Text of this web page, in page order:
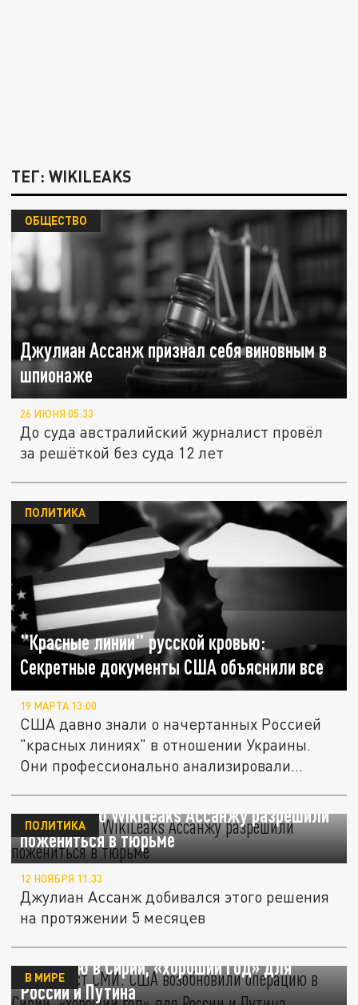
ТЕГ: WIKILEAKS
Джулиан Ассанж признал себя виновным в
шпионаже
ОБЩЕСТВО
26 ИЮНЯ 05:33
До суда австралийский журналист провёл
"Красные линии" русской кровью:
Секретные документы США объяснили все
ПОЛИТИКА
19 МАРТА 13:00
США давно знали о начертанных Россией
"красных линиях" в отношении Украины.
Они профессионально анализировали...
Основателю WikiLeaks Ассанжу разрешили
пожениться в тюрьме
ПОЛИТИКА
12 НОЯБРЯ 11:33
Джулиан Ассанж добивался этого решения
на протяжении 5 месяцев
Дайджест СМИ: США возобновили
операцию в Сирии, «хороший год» для
России и Путина
В МИРЕ